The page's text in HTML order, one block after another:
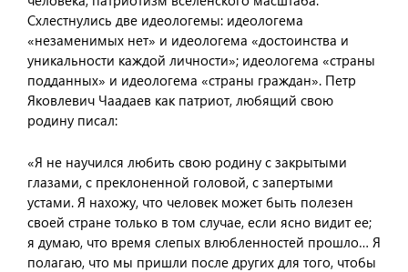
Схлестнулись две идеологемы: идеологема
«незаменимых нет» и идеологема «достоинства и
уникальности каждой личности»; идеологема «страны
подданных» и идеологема «страны граждан». Петр
Яковлевич Чаадаев как патриот, любящий свою
родину писал:
«Я не научился любить свою родину с закрытыми
глазами, с преклоненной головой, с запертыми
устами. Я нахожу, что человек может быть полезен
своей стране только в том случае, если ясно видит ее;
я думаю, что время слепых влюбленностей прошло… Я
полагаю, что мы пришли после других для того, чтобы